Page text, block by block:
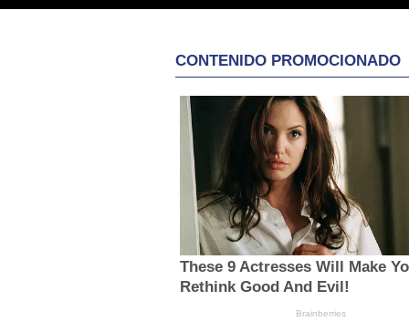
CONTENIDO PROMOCIONADO
These 9 Actresses Will Make
Rethink Good And Evil!
Brainberries